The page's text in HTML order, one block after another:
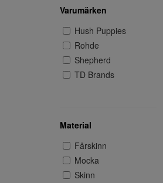
Varumärken
Hush Puppies
Rohde
Shepherd
TD Brands
Material
Fårskinn
Mocka
Skinn